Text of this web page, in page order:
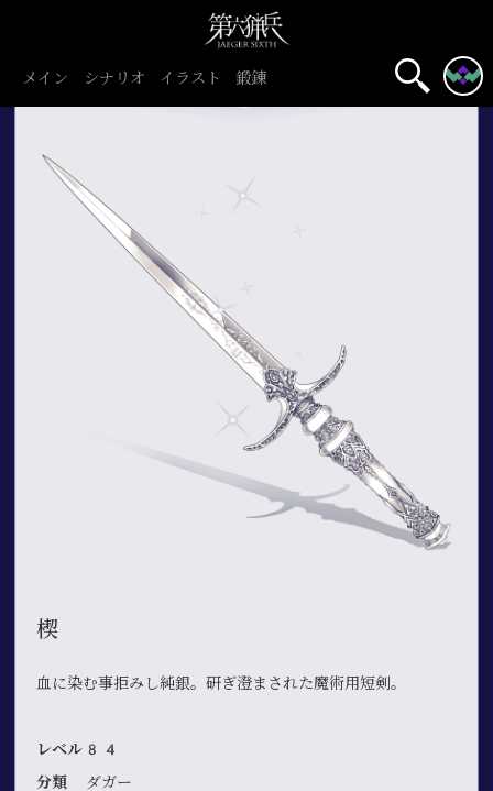
メイン シナリオ イラスト 鍛錬
楔
血に染む事拒みし純銀。研ぎ澄まされた魔術用短剣。
レベル84
分類 ダガー